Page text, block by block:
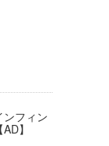
フィン
】